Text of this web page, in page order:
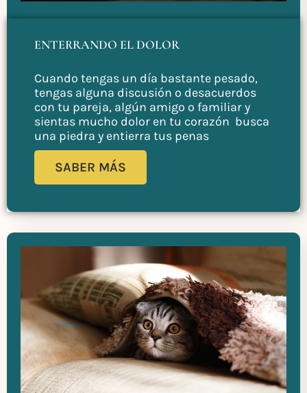
ENTERRANDO EL DOLOR
Cuando tengas un día bastante pesado,
tengas alguna discusión o desacuerdos
con tu pareja, algún amigo o familiar y
sientas mucho dolor en tu corazón busca
una piedra y entierra tus penas
SABER MÁS